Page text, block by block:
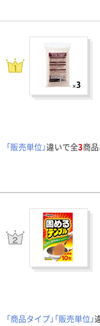
「販売単位」違いで全3商
「商品タイプ」「販売単位」